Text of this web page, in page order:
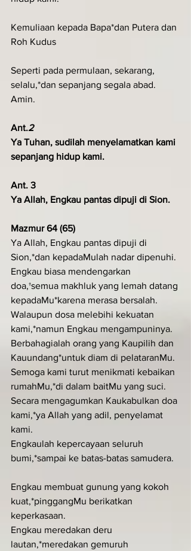
Kemuliaan kepada Bapa*dan Putera dan
Roh Kudus
Seperti pada permulaan, sekarang,
selalu,*dan sepanjang segala abad.
Amin.
Ant.2
Ya Tuhan, sudilah menyelamatkan kami
sepanjang hidup kami.
Ant. 3
Ya Allah, Engkau pantas dipuji di Sion.
Mazmur 64 (65)
Ya Allah, Engkau pantas dipuji di
Sion,*dan kepadaMulah nadar dipenuhi.
Engkau biasa mendengarkan
doa,†semua makhluk yang lemah datang
kepadaMu*karena merasa bersalah.
Walaupun dosa melebihi kekuatan
kami,*namun Engkau mengampuninya.
Berbahagialah orang yang Kaupilih dan
Kauundang*untuk diam di pelataranMu.
Semoga kami turut menikmati kebaikan
rumahMu,*di dalam baitMu yang suci.
Secara mengagumkan Kaukabulkan doa
kami,*ya Allah yang adil, penyelamat
kami.
Engkaulah kepercayaan seluruh
bumi,*sampai ke batas-batas samudera.
Engkau membuat gunung yang kokoh
kuat,*pinggangMu berikatkan
keperkasaan.
Engkau meredakan deru
lautan,*meredakan gemuruh